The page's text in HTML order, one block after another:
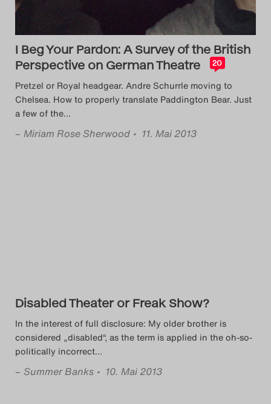
I Beg Your Pardon: A Survey of the British
Perspective on German Theatre
20
Pretzel or Royal headgear. Andre Schurrle moving to
Chelsea. How to properly translate Paddington Bear. Just
a few of the…
– Miriam Rose Sherwood • 11. Mai 2013
Disabled Theater or Freak Show?
In the interest of full disclosure: My older brother is
considered „disabled“, as the term is applied in the oh-so-
politically incorrect…
– Summer Banks • 10. Mai 2013